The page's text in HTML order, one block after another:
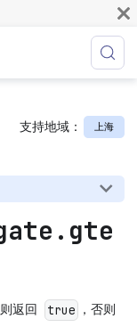
支持地域： 上海
返回 true ，否则